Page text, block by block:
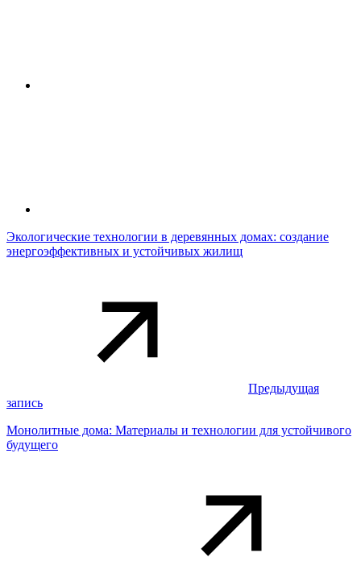
Экологические технологии в деревянных домах: создание
энергоэффективных и устойчивых жилищ
Предыдущая
запись
Монолитные дома: Материалы и технологии для устойчивого
будущего